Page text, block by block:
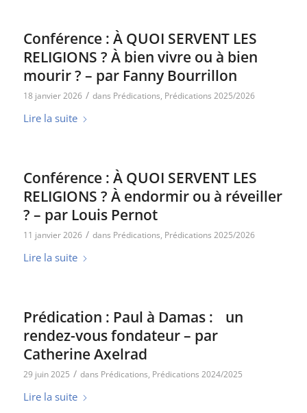
Conférence : À QUOI SERVENT LES
RELIGIONS ? À bien vivre ou à bien
mourir ? – par Fanny Bourrillon
18 janvier 2026 / dans Prédications, Prédications 2025/2026
Lire la suite
Conférence : À QUOI SERVENT LES
RELIGIONS ? À endormir ou à réveiller
? – par Louis Pernot
11 janvier 2026 / dans Prédications, Prédications 2025/2026
Lire la suite
Prédication : Paul à Damas : un
rendez-vous fondateur – par
Catherine Axelrad
29 juin 2025 / dans Prédications, Prédications 2024/2025
Lire la suite